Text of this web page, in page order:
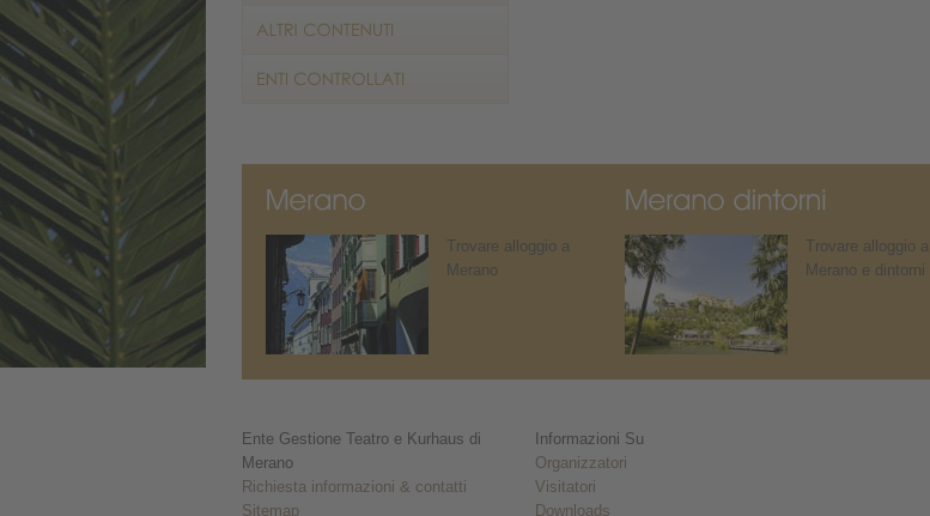
Trovare alloggio a
Merano
Trovare alloggio a
Merano e dintorni
Ente Gestione Teatro e Kurhaus di
Merano
Richiesta informazioni & contatti
Sitemap
Informazioni Su
Organizzatori
Visitatori
Downloads